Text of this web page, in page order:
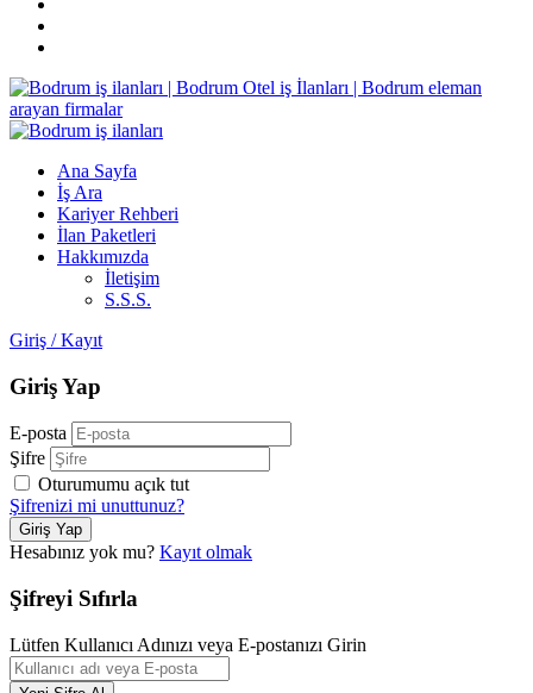
Ana Sayfa
İş Ara
Kariyer Rehberi
İlan Paketleri
Hakkımızda
İletişim
S.S.S.
Giriş / Kayıt
Giriş Yap
E-posta
Şifre
Oturumumu açık tut
Şifrenizi mi unuttunuz?
Hesabınız yok mu? Kayıt olmak
Şifreyi Sıfırla
Lütfen Kullanıcı Adınızı veya E-postanızı Girin